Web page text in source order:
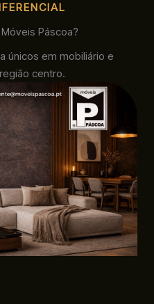
Páscoa?
únicos em mobiliário e
centro.